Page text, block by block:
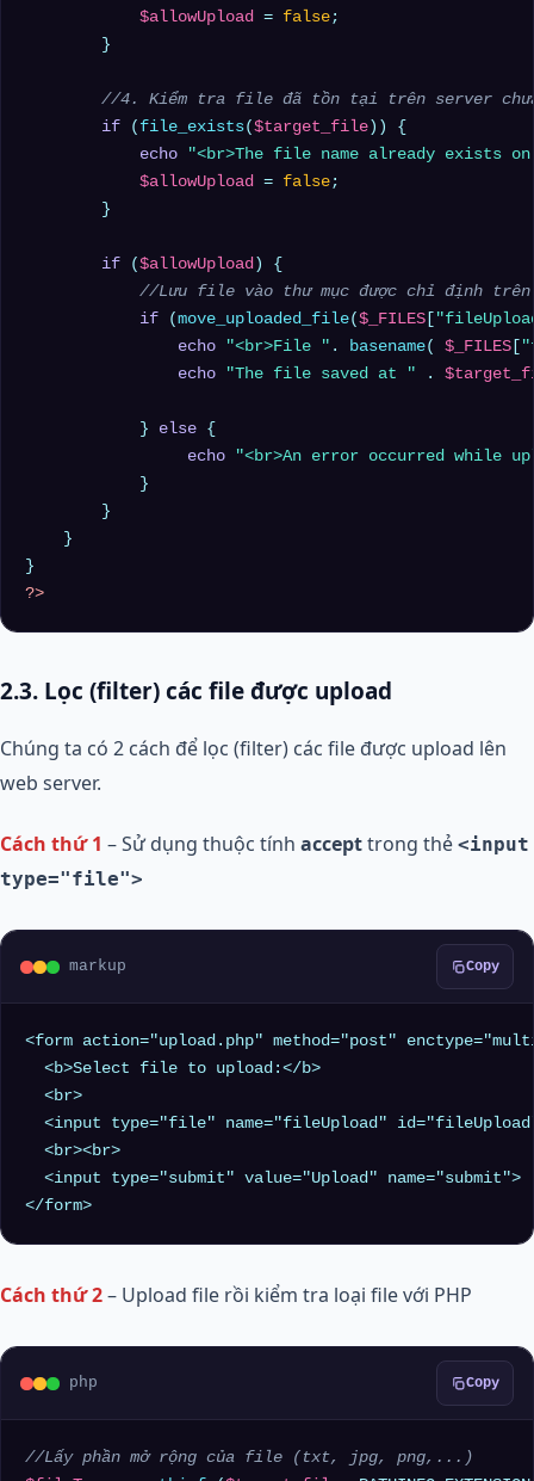
$allowUpload = false;
        }
//4. Kiểm tra file đã tồn tại trên server
if ( file_exists( $target_file )) {
echo
"<br>The file name already exists
$allowUpload = false;
        }
if ( $allowUpload ) {
//Lưu file vào thư mục được chỉ định trên
if ( move_uploaded_file( $_FILES
echo
"<br>File " . basename( $_FILES
echo
"The file saved at " .
            }
else {
echo
"<br>An error occurred while
            }
        }
    }
?>
2.3. Lọc (filter) các file được upload
Chúng ta có 2 cách để lọc (filter) các file được upload lên
web server.
Cách thứ 1 – Sử dụng thuộc tính accepttrong thẻ <input
type="file">
markup Copy
<form action="upload.php" method="post"
  <b>Select file to upload:</b>
  <br>
<input type="file" name="fileUpload"
  <br><br>
  <input type="submit" value="Upload" name="submit">
Cách thứ 2– Upload file rồi kiểm tra loại file với PHP
php Copy
//Lấy phần mở rộng của file (txt, jpg, png,...)